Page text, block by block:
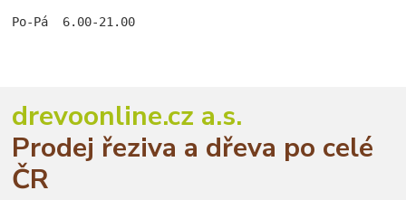
Po-Pá  6.00-21.00
drevoonline.cz a.s.
Prodej řeziva a dřeva po celé
ČR